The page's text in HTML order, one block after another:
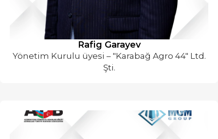
⁠Rafig Garayev
Yönetim Kurulu üyesi – "Karabağ Agro 44" Ltd.
Şti.